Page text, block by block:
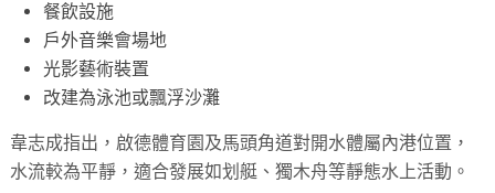
餐飲設施
戶外音樂會場地
光影藝術裝置
改建為泳池或飄浮沙灘
韋志成指出，啟德體育園及馬頭角道對開水體屬內港位置，
水流較為平靜，適合發展如划艇、獨木舟等靜態水上活動。